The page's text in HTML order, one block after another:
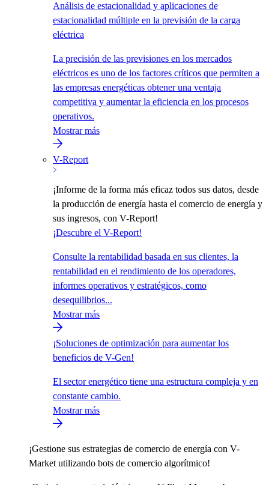
Análisis de estacionalidad y aplicaciones de
estacionalidad múltiple en la previsión de la carga
eléctrica
La precisión de las previsiones en los mercados
eléctricos es uno de los factores críticos que permiten a
las empresas energéticas obtener una ventaja
competitiva y aumentar la eficiencia en los procesos
operativos.
Mostrar más
V-Report
¡Informe de la forma más eficaz todos sus datos, desde
la producción de energía hasta el comercio de energía y
sus ingresos, con V-Report!
¡Descubre el V-Report!
Consulte la rentabilidad basada en sus clientes, la
rentabilidad en el rendimiento de los operadores,
informes operativos y estratégicos, como
desequilibrios...
Mostrar más
¡Soluciones de optimización para aumentar los
beneficios de V-Gen!
El sector energético tiene una estructura compleja y en
constante cambio.
Mostrar más
¡Gestione sus estrategias de comercio de energía con V-
Market utilizando bots de comercio algorítmico!